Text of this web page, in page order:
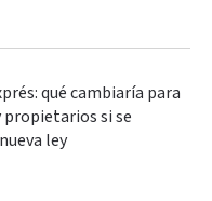
qué cambiaría para
si se
ley